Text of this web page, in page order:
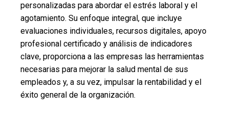
personalizadas para abordar el estrés laboral y el
agotamiento. Su enfoque integral, que incluye
evaluaciones individuales, recursos digitales, apoyo
profesional certificado y análisis de indicadores
clave, proporciona a las empresas las herramientas
necesarias para mejorar la salud mental de sus
empleados y, a su vez, impulsar la rentabilidad y el
éxito general de la organización.